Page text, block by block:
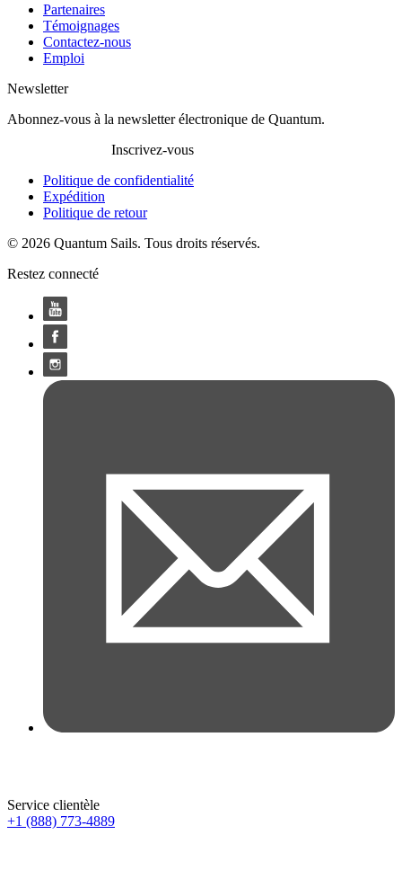
Partenaires
Témoignages
Contactez-nous
Emploi
Newsletter
Abonnez-vous à la newsletter électronique de Quantum.
Inscrivez-vous
Politique de confidentialité
Expédition
Politique de retour
© 2026 Quantum Sails. Tous droits réservés.
Restez connecté
Service clientèle
+1 (888) 773-4889